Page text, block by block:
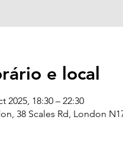
e local
2025, 18:30 – 22:30
38 Scales Rd, London